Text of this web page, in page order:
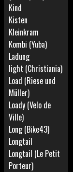
Kind
Kisten
Kleinkram
Kombi (Yuba)
Ladung
light (Christiania)
Load (Riese und
Müller)
Loady (Velo de
Ville)
Long (Bike43)
Longtail
Longtail (Le Petit
Porteur)